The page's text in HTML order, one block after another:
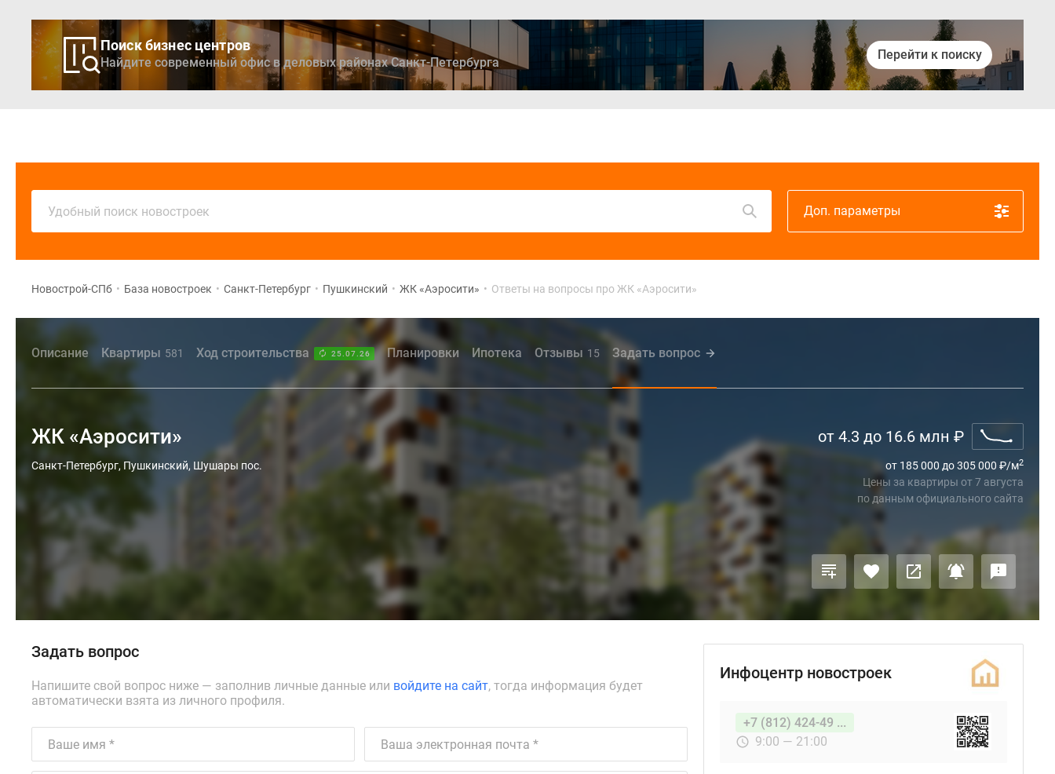
Поиск бизнес центров
Найдите современный офис в деловых районах Санкт-Петербурга
Перейти к поиску
Удобный поиск новостроек Доп. параметры
Новострой-СПб • База новостроек • Санкт-Петербург • Пушкинский • ЖК «Аэросити» • Ответы на вопросы про ЖК «Аэросити»
Описание Квартиры 581 Ход строительства 25.07.26 Планировки Ипотека Отзывы 15 Задать вопрос
ЖК «Аэросити»
Санкт-Петербург, Пушкинский, Шушары пос.
от 4.3 до 16.6 млн ₽
от 185 000 до 305 000 ₽/м2
Цены за квартиры от7 августа
по данным официального сайта
Задать вопрос
Напишите свой вопрос ниже — заполнив личные данные или войдите на сайт, тогда информация будет
автоматически взята из личного профиля.
Инфоцентр новостроек
+7 (812) 424-49 ...
9:00 — 21:00